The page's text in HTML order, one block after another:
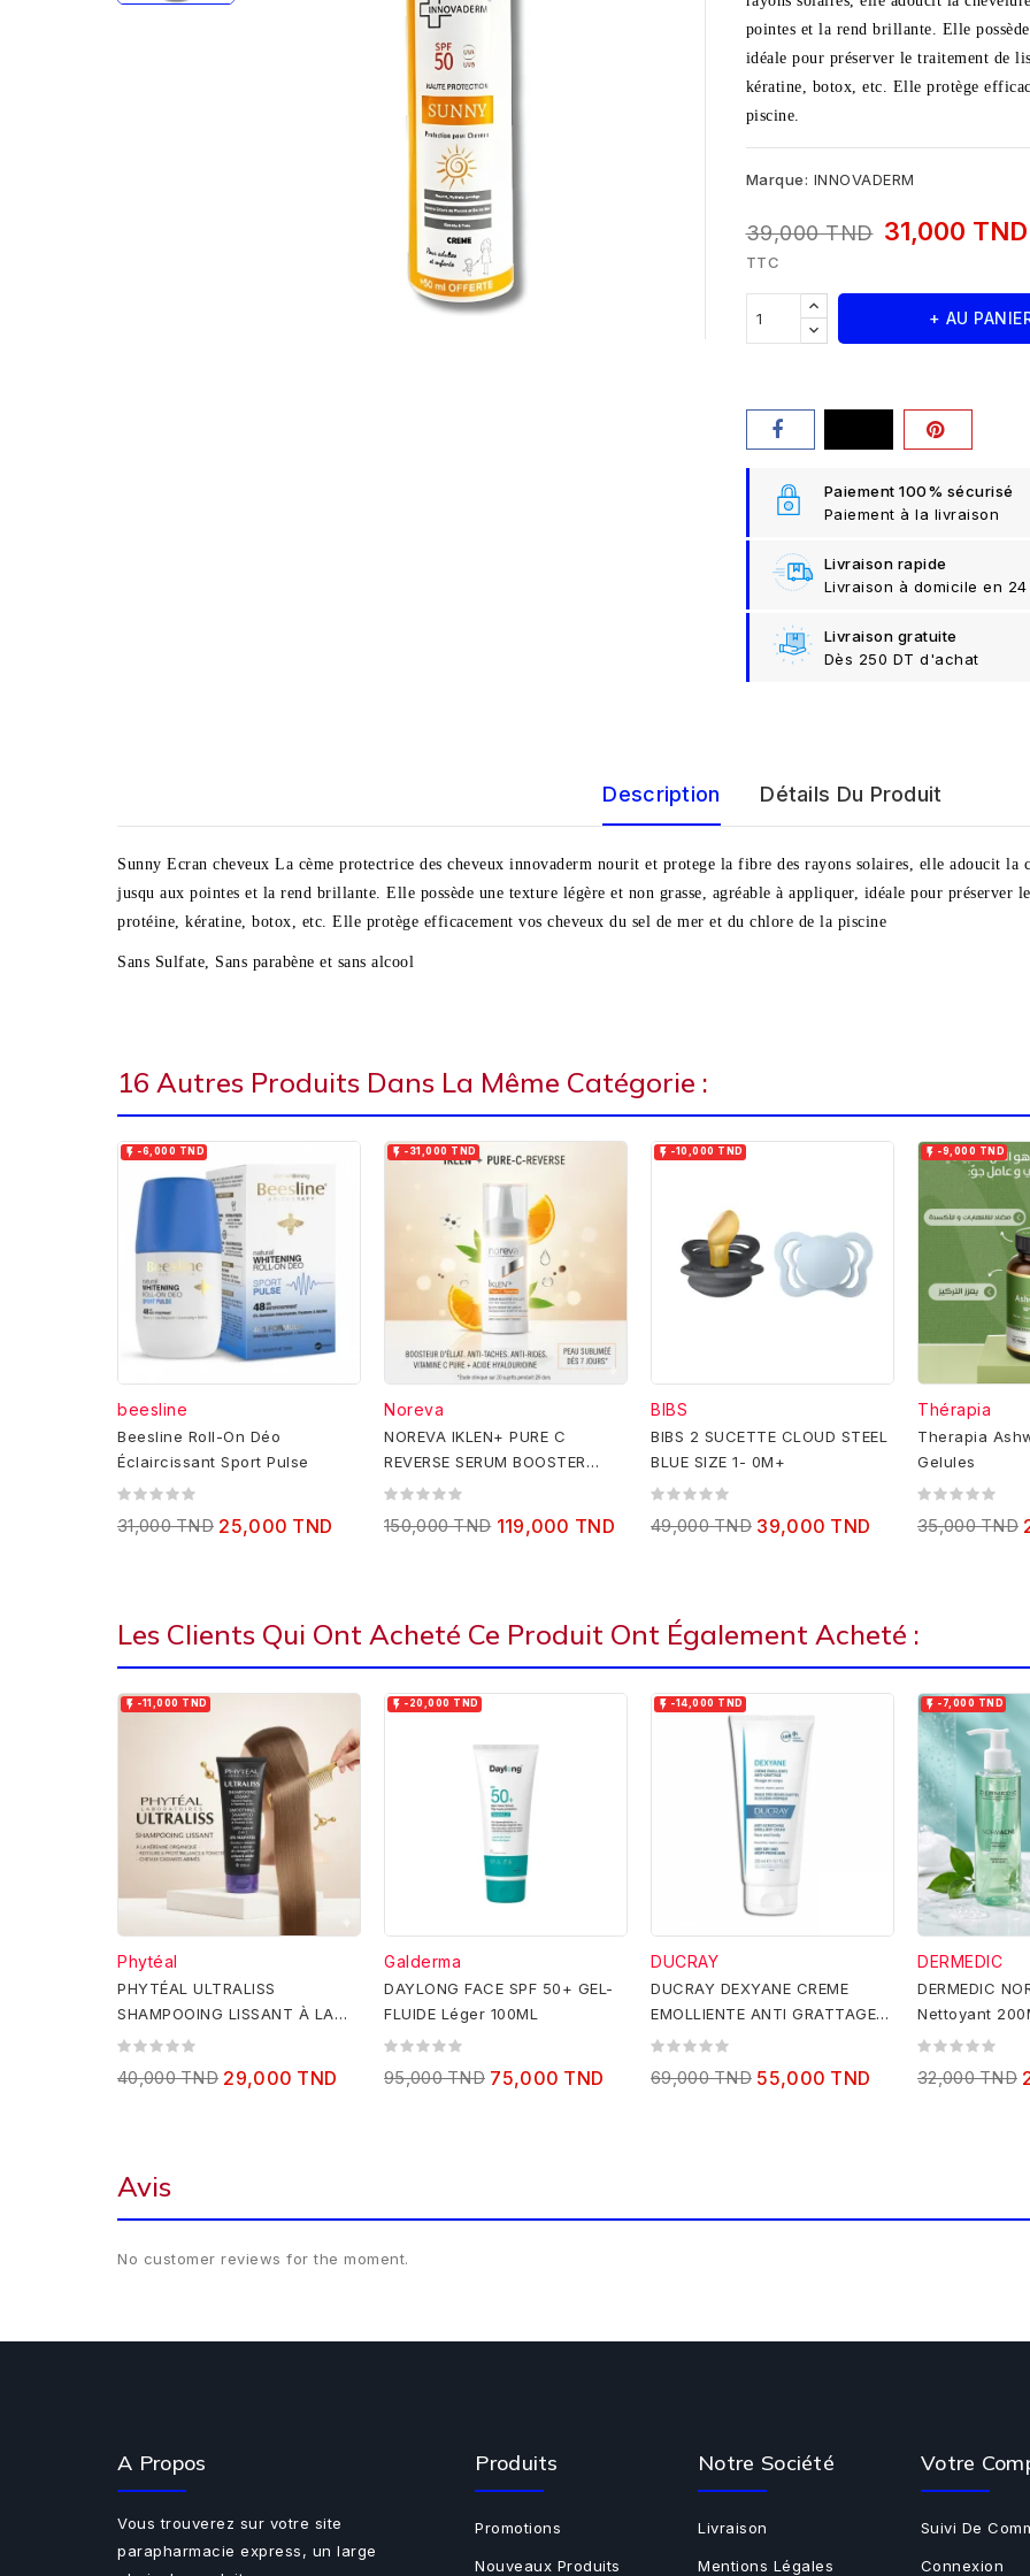
pointes et la rend brillante. Elle
idéale pour préserver le traitement de
kératine, botox, etc. Elle protège
piscine.
Marque: INNOVADERM
39,000 TND 31,000 TND
TTC
+ AU
Paiement 100% sécurisé
Paiement à la livraison
Livraison rapide
Livraison à domicile en 24
Livraison gratuite
Dès 250 DT d'achat
Description Détails Du Produit
Sunny Ecran cheveux La cème protectrice des cheveux innovaderm nourit et protege la fibre des rayons solaires, elle adoucit
jusqu aux pointes et la rend brillante. Elle possède une texture légère et non grasse, agréable à appliquer, idéale pour préserver
protéine, kératine, botox, etc. Elle protège efficacement vos cheveux du sel de mer et du chlore de la piscine
Sans Sulfate, Sans parabène et sans alcool
16 Autres Produits Dans La Même Catégorie :
 -6,000 TND
beesline
Beesline Roll-On Déo
Éclaircissant Sport Pulse
31,000 TND 25,000 TND
 -31,000 TND
Noreva
NOREVA IKLEN+ PURE C
REVERSE SERUM BOOSTER
ECLAT 8ML
150,000 TND 119,000 TND
 -10,000 TND
BIBS
BIBS 2 SUCETTE CLOUD STEEL
BLUE SIZE 1- 0M+
49,000 TND 39,000 TND
 -9,000 TND
Thérapia
Therapia
Gelules
35,000 TND
Les Clients Qui Ont Acheté Ce Produit Ont Également Acheté :
 -11,000 TND
Phytéal
PHYTÉAL ULTRALISS
SHAMPOOING LISSANT À LA
KÉRATINE 250ML
40,000 TND 29,000 TND
 -20,000 TND
Galderma
DAYLONG FACE SPF 50+ GEL-
FLUIDE Léger 100ML
95,000 TND 75,000 TND
 -14,000 TND
DUCRAY
DUCRAY DEXYANE CREME
EMOLLIENTE ANTI GRATTAGE
PEAUX TRES SECHES A
69,000 TND 55,000 TND
 -7,000 TND
DERMEDIC
DERMEDIC
Nettoyant
32,000 TND
Avis
No customer reviews for the moment.
A Propos
Vous trouverez sur votre site
parapharmacie express, un large
Produits
Promotions
Nouveaux Produits
Notre Société
Livraison
Mentions Légales
Votre
Suivi De
Connexion